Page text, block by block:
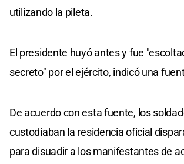
utilizando la pileta.
El presidente huyó antes y fue
secreto" por el ejército, indicó una
De acuerdo con esta fuente, los
custodiaban la residencia oficial
para disuadir a los manifestantes de